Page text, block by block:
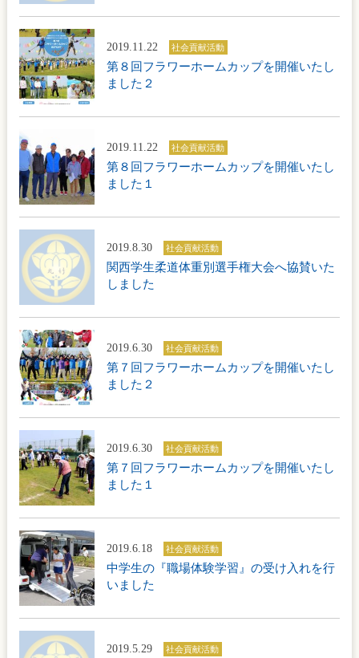
2019.11.22 社会貢献活動
第８回フラワーホームカップを開催いたし
ました２
2019.11.22 社会貢献活動
第８回フラワーホームカップを開催いたし
ました１
2019.8.30 社会貢献活動
関西学生柔道体重別選手権大会へ協賛いた
しました
2019.6.30 社会貢献活動
第７回フラワーホームカップを開催いたし
ました２
2019.6.30 社会貢献活動
第７回フラワーホームカップを開催いたし
ました１
2019.6.18 社会貢献活動
中学生の『職場体験学習』の受け入れを行
いました
2019.5.29 社会貢献活動